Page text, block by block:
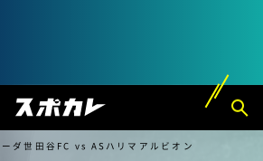
ダ世田谷FC vs ASハリマアルビオン